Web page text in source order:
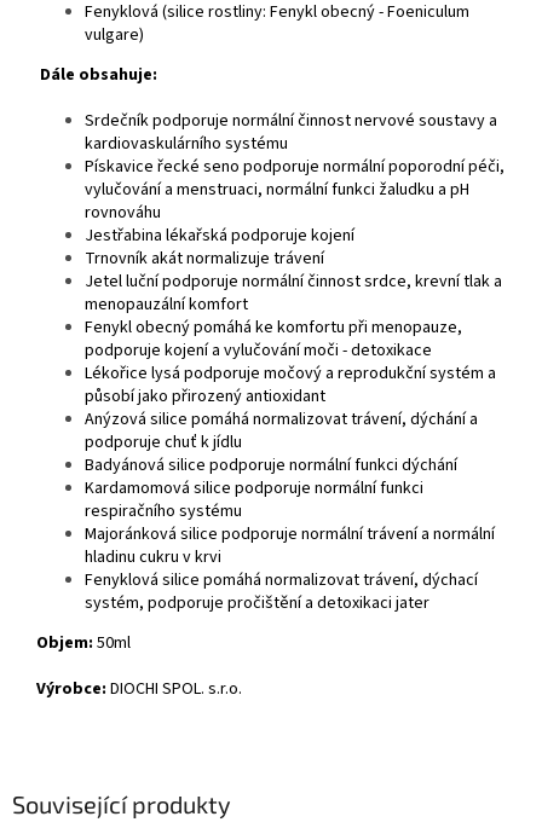
Související produkty
Fenyklová (silice rostliny: Fenykl obecný - Foeniculum
vulgare)
Dále obsahuje:
Srdečník podporuje normální činnost nervové soustavy a
kardiovaskulárního systému
Pískavice řecké seno podporuje normální poporodní péči,
vylučování a menstruaci, normální funkci žaludku a pH
rovnováhu
Jestřabina lékařská podporuje kojení
Trnovník akát normalizuje trávení
Jetel luční podporuje normální činnost srdce, krevní tlak a
menopauzální komfort
Fenykl obecný pomáhá ke komfortu při menopauze,
podporuje kojení a vylučování moči - detoxikace
Lékořice lysá podporuje močový a reprodukční systém a
působí jako přirozený antioxidant
Anýzová silice pomáhá normalizovat trávení, dýchání a
podporuje chuť k jídlu
Badyánová silice podporuje normální funkci dýchání
Kardamomová silice podporuje normální funkci
respiračního systému
Majoránková silice podporuje normální trávení a normální
hladinu cukru v krvi
Fenyklová silice pomáhá normalizovat trávení, dýchací
systém, podporuje pročištění a detoxikaci jater
Objem: 50ml
Výrobce: DIOCHI SPOL. s.r.o.